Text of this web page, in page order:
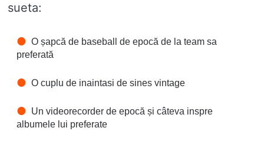
sueta:
O șapcă de baseball de epocă de la team sa
preferată
O cuplu de inaintasi de sines vintage
Un videorecorder de epocă și câteva inspre
albumele lui preferate